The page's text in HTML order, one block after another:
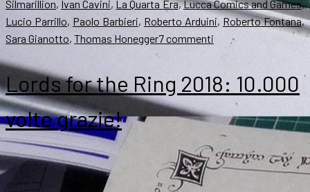
Silmarillion, Ivan Cavini, La Quarta Era,Lucca Comics and Games,
Lucio Parrillo, Paolo Barbieri, Roberto Arduini, Roberto Fontana,
Sara Gianotto, Thomas Honegger7 commenti
Lucca:
seminari,
incontri
il
calendario
Lords for the Ring 2018: 10.000
volte grazie!